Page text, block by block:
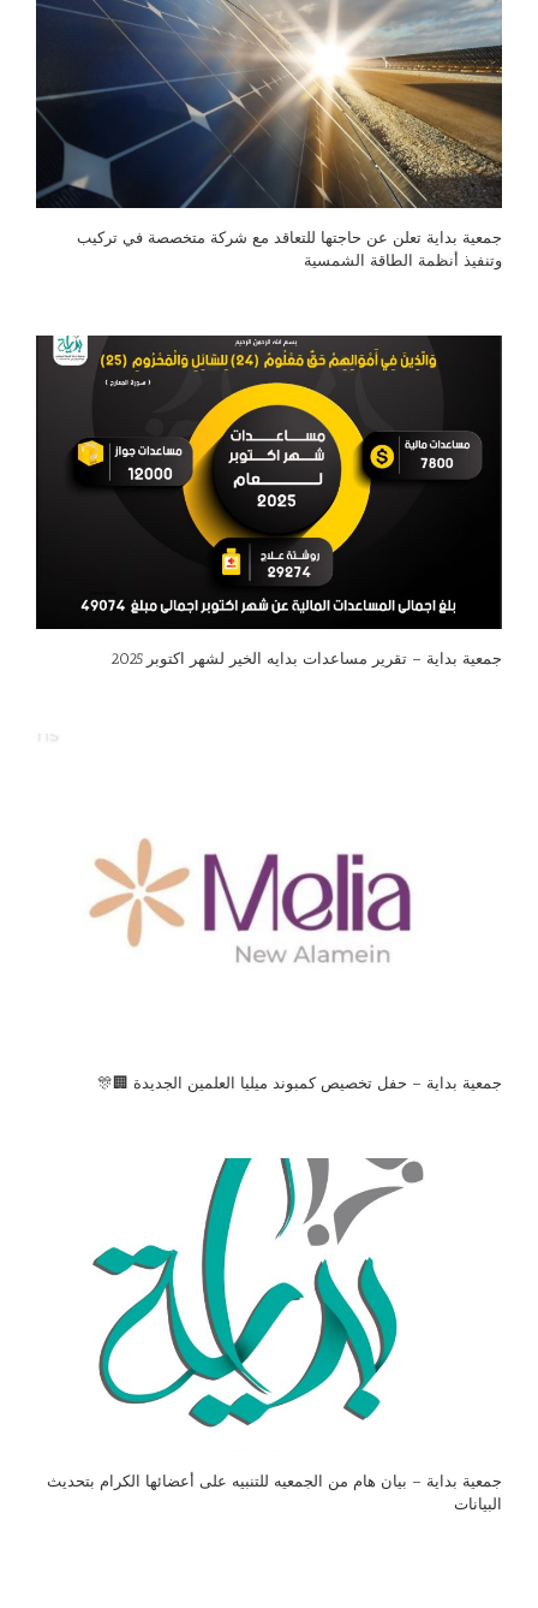
جمعية بداية تعلن عن حاجتها للتعاقد مع شركة متخصصة في تركيب
وتنفيذ أنظمة الطاقة الشمسية
جمعية بداية – تقرير مساعدات بدايه الخير لشهر اكتوبر 2025
جمعية بداية – حفل تخصيص كمبوند ميليا العلمين الجديدة 🏢🎊
جمعية بداية – بيان هام من الجمعيه للتنبيه على أعضائها الكرام بتحديث
البيانات